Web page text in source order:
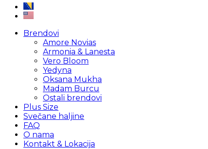
Brendovi
Amore Novias
Armonia & Lanesta
Vero Bloom
Yedyna
Oksana Mukha
Madam Burcu
Ostali brendovi
Plus Size
Svečane haljine
FAQ
O nama
Kontakt & Lokacija